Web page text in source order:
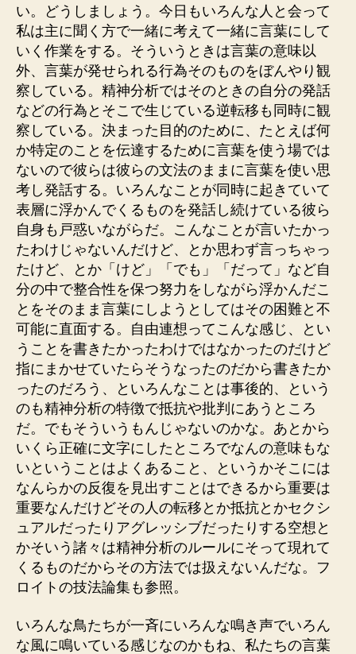
い。どうしましょう。今日もいろんな人と会って
私は主に聞く方で一緒に考えて一緒に言葉にして
いく作業をする。そういうときは言葉の意味以
外、言葉が発せられる行為そのものをぼんやり観
察している。精神分析ではそのときの自分の発話
などの行為とそこで生じている逆転移も同時に観
察している。決まった目的のために、たとえば何
か特定のことを伝達するために言葉を使う場では
ないので彼らは彼らの文法のままに言葉を使い思
考し発話する。いろんなことが同時に起きていて
表層に浮かんでくるものを発話し続けている彼ら
自身も戸惑いながらだ。こんなことが言いたかっ
たわけじゃないんだけど、とか思わず言っちゃっ
たけど、とか「けど」「でも」「だって」など自
分の中で整合性を保つ努力をしながら浮かんだこ
とをそのまま言葉にしようとしてはその困難と不
可能に直面する。自由連想ってこんな感じ、とい
うことを書きたかったわけではなかったのだけど
指にまかせていたらそうなったのだから書きたか
ったのだろう、といろんなことは事後的、という
のも精神分析の特徴で抵抗や批判にあうところ
だ。でもそういうもんじゃないのかな。あとから
いくら正確に文字にしたところでなんの意味もな
いということはよくあること、というかそこには
なんらかの反復を見出すことはできるから重要は
重要なんだけどその人の転移とか抵抗とかセクシ
ュアルだったりアグレッシブだったりする空想と
かそいう諸々は精神分析のルールにそって現れて
くるものだからその方法では扱えないんだな。フ
ロイトの技法論集も参照。
いろんな鳥たちが一斉にいろんな鳴き声でいろん
な風に鳴いている感じなのかもね、私たちの言葉